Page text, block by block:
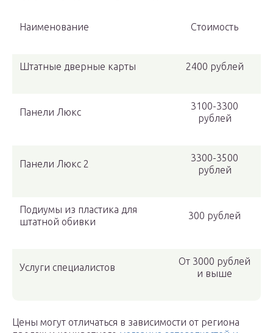
Наименование Стоимость
Штатные дверные карты 2400 рублей
Панели Люкс
3100-3300
рублей
Панели Люкс 2
3300-3500
рублей
Подиумы из пластика для
штатной обивки
300 рублей
Услуги специалистов
От 3000 рублей
и выше
Цены могут отличаться в зависимости от региона